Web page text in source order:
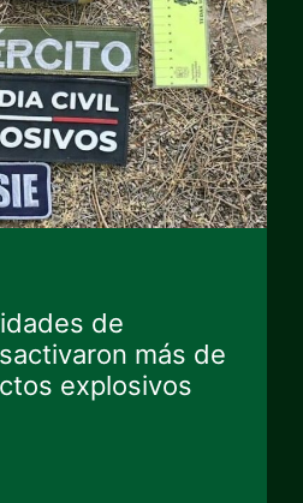
de
más de
explosivos